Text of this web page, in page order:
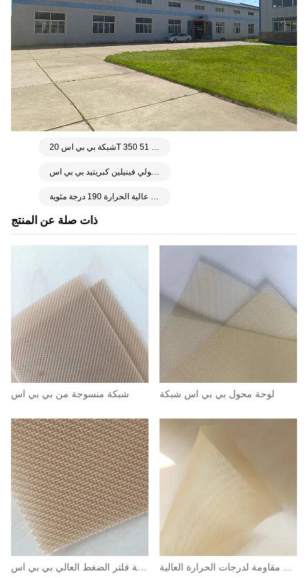
ذات صلة عن المنتج
شبكة منسوجة من بي بي اس لوحة محول بي بي اس شبكة
شبكة بي بي اس 20T 350 ميكرون مساحة مفتوحة 51%
شبكة ألياف بولي فينيلين كبريتيد بي بي اس
شبكة كبريتيد البوليفينيلين عالية الحرارة 190 درجة مئوية